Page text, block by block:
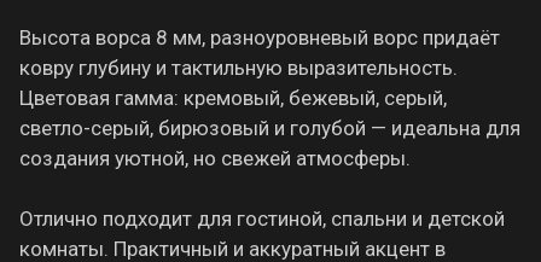
Высота ворса 8 мм, разноуровневый ворс придаёт
ковру глубину и тактильную выразительность.
Цветовая гамма: кремовый, бежевый, серый,
светло-серый, бирюзовый и голубой — идеальна для
создания уютной, но свежей атмосферы.
Отлично подходит для гостиной, спальни и детской
комнаты. Практичный и аккуратный акцент в